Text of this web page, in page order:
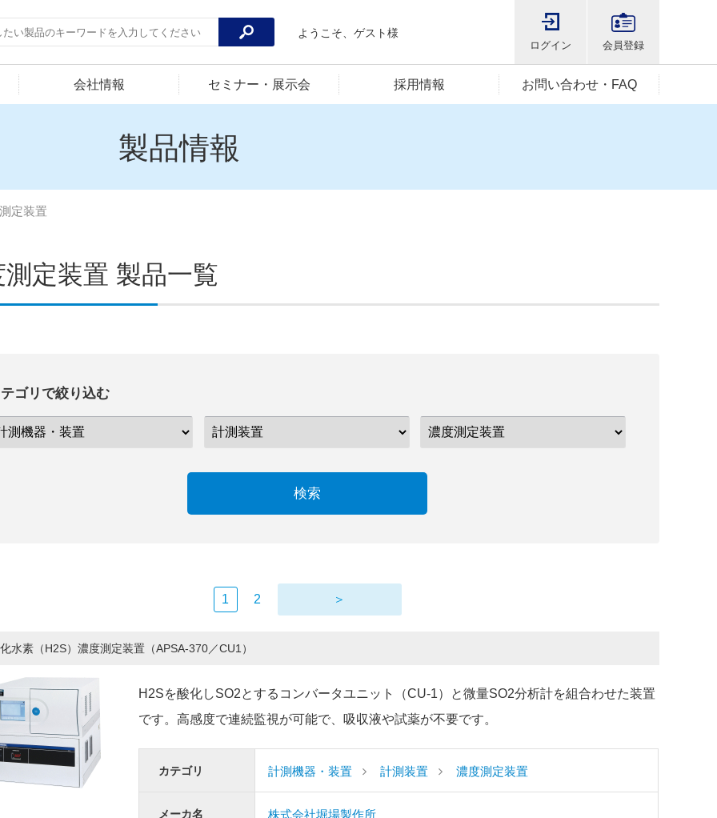
ようこそ、ゲスト様
ログイン 会員登録
会社情報 セミナー・展示会 採用情報 お問い合わせ・FAQ
製品情報
定装置
測定装置 製品一覧
ゴリで絞り込む
検索
1 2 ＞
水素（H2S）濃度測定装置（APSA-370／CU1）
H2Sを酸化しSO2とするコンバータユニット（CU-1）と微量SO2分析計を組合わせた装置
です。高感度で連続監視が可能で、吸収液や試薬が不要です。
カテゴリ 計測機器・装置 計測装置 濃度測定装置
メーカ名 株式会社堀場製作所